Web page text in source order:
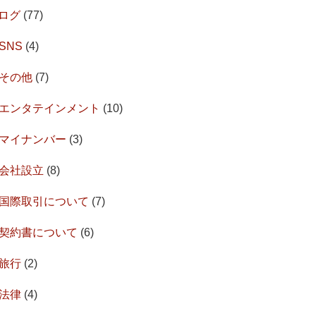
グ (77)
(4)
の他 (7)
ンタテインメント (10)
イナンバー (3)
社設立 (8)
際取引について (7)
約書について (6)
行 (2)
律 (4)